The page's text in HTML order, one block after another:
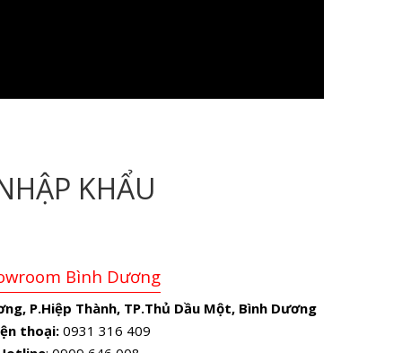
KHẨU
Bình Dương
P.Hiệp Thành, TP.Thủ Dầu Một, Bình Dương
thoại:0931 316 409